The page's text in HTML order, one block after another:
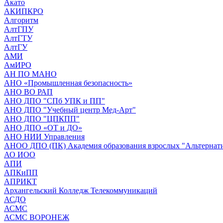
Акато
АКИПКРО
Алгоритм
АлтГПУ
АлтГТУ
АлтГУ
АМИ
АмИРО
АН ПО МАНО
АНО «Промышленная безопасность»
АНО ВО РАП
АНО ДПО "СПб УПК и ПП"
АНО ДПО "Учебный центр Мед-Арт"
АНО ДПО "ЦПКПП"
АНО ДПО «ОТ и ДО»
АНО НИИ Управления
АНОО ДПО (ПК) Академия образования взрослых
АО ИОО
АПИ
АПКиПП
АПРИКТ
Архангельский Колледж Телекоммуникаций
АСДО
АСМС
АСМС ВОРОНЕЖ